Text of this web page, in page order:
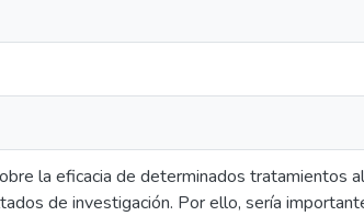
la eficacia de determinados tratamientos
de investigación. Por ello, sería